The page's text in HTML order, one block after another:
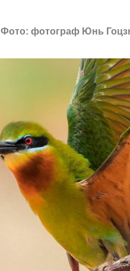
Фото: фотограф Юнь